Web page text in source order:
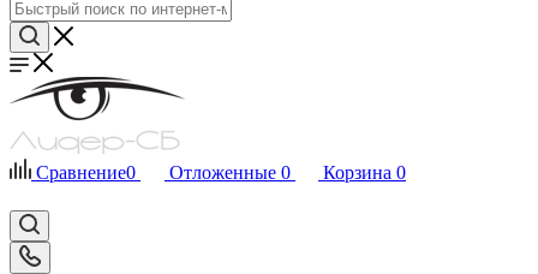
Сравнение0 Отложенные 0 Корзина 0